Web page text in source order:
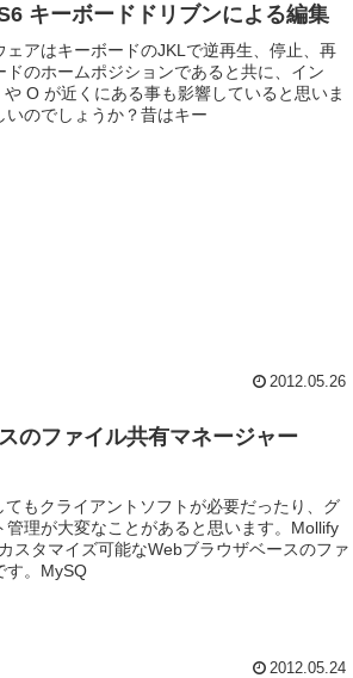
キーボードドリブンによる編集
ェアはキーボードのJKLで逆再生、停止、再
のホームポジションであると共に、イン
O が近くにある事も影響していると思いま
のでしょうか？昔はキー
2012.05.26
のファイル共有マネージャー
てもクライアントソフトが必要だったり、グ
管理が大変なことがあると思います。Mollify
スタマイズ可能なWebブラウザベースのファ
す。MySQ
2012.05.24